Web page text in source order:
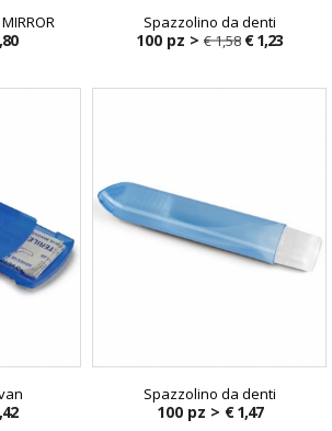
Spazzolino da denti
100 pz > € 1,58 € 1,23
Spazzolino da denti
100 pz > € 1,47